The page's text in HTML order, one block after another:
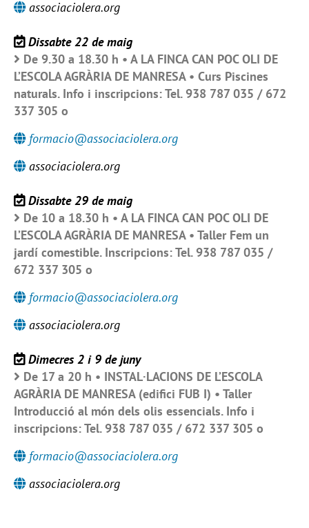
associaciolera.org
Dissabte 22 de maig
De 9.30 a 18.30 h • A LA FINCA CAN POC OLI DE
L’ESCOLA AGRÀRIA DE MANRESA • Curs Piscines
naturals. Info i inscripcions: Tel. 938 787 035 / 672
337 305 o
formacio@associaciolera.org
associaciolera.org
Dissabte 29 de maig
De 10 a 18.30 h • A LA FINCA CAN POC OLI DE
L’ESCOLA AGRÀRIA DE MANRESA • Taller Fem un
jardí comestible. Inscripcions: Tel. 938 787 035 /
672 337 305 o
formacio@associaciolera.org
associaciolera.org
Dimecres 2 i 9 de juny
De 17 a 20 h • INSTAL·LACIONS DE L’ESCOLA
AGRÀRIA DE MANRESA (edifici FUB I) • Taller
Introducció al món dels olis essencials. Info i
inscripcions: Tel. 938 787 035 / 672 337 305 o
formacio@associaciolera.org
associaciolera.org